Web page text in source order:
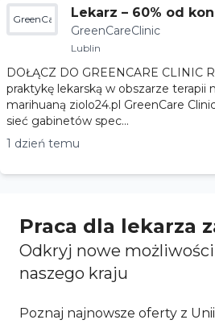
GreenCareClinicLekarz – 60% od
zesna terapia
GreenCareClinic
Lublin
DOŁĄCZ DO GREENCARE CLINIC Rozwijaj nowoczesną
praktykę lekarską w obszarze terapii
marihuaną ziolo24.pl GreenCare Clinic to rozwijająca się
sieć gabinetów spec...
1 dzień temu
Praca dla lekarza
Odkryj nowe
naszego kraju
Poznaj najnowsze oferty z